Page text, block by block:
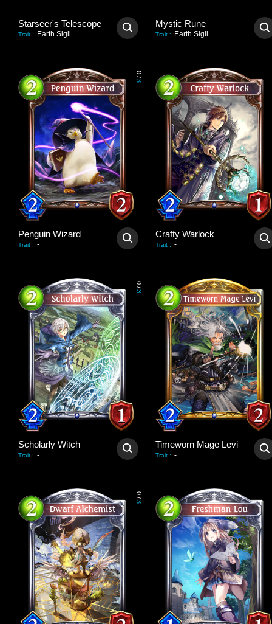
Starseer's Telescope
Trait : Earth Sigil
Mystic Rune
Trait : Earth Sigil
0
/
3
Penguin Wizard
Trait : -
Crafty Warlock
Trait : -
0
/
3
Scholarly Witch
Trait : -
Timeworn Mage Levi
Trait : -
0
/
3